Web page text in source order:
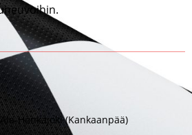
Honkajoki (Kankaanpää)